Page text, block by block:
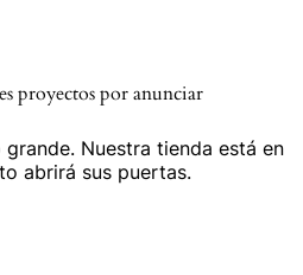
proyectos por anunciar
Nuestra tienda está en
abrirá sus puertas.